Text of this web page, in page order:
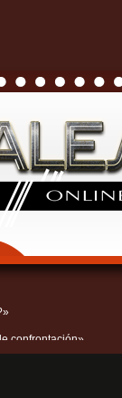
confrontación»